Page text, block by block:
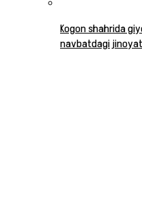
Kogon shahrida
navbatdagi